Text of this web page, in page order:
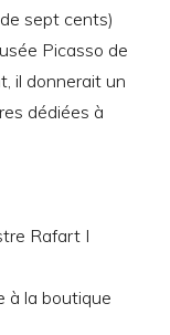
sept cents)
Picasso de
il donnerait un
dédiées à
Rafart I
à la boutique